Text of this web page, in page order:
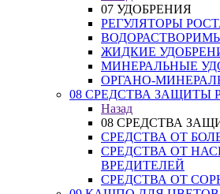
07 УДОБРЕНИЯ
РЕГУЛЯТОРЫ
ЖИДКИЕ
МИНЕРАЛЬНЫЕ
ОРГАНО-
08 СРЕДСТВА ЗАЩИТЫ
Назад
08 СРЕДСТВА
СРЕДСТВА ОТ
СРЕДСТВА ОТ
ВРЕДИТЕЛЕЙ
СРЕДСТВА ОТ